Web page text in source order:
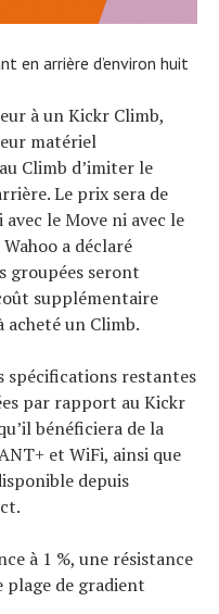
en arrière d’environ huit
à un Kickr Climb,
matériel
Climb d’imiter le
Le prix sera de
le Move ni avec le
a déclaré
groupées seront
supplémentaire
un Climb.
spécifications restantes
par rapport au Kickr
bénéficiera de la
et WiFi, ainsi que
depuis
à 1 %, une résistance
plage de gradient